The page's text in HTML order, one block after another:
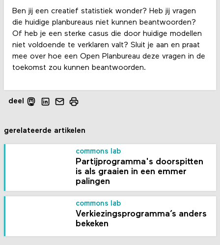
Ben jij een creatief statistiek wonder? Heb jij vragen
die huidige planbureaus niet kunnen beantwoorden?
Of heb je een sterke casus die door huidige modellen
niet voldoende te verklaren valt? Sluit je aan en praat
mee over hoe een Open Planbureau deze vragen in de
toekomst zou kunnen beantwoorden.
deel
gerelateerde artikelen
commons lab
Partijprogramma's doorspitten
is als graaien in een emmer
palingen
commons lab
Verkiezingsprogramma’s anders
bekeken